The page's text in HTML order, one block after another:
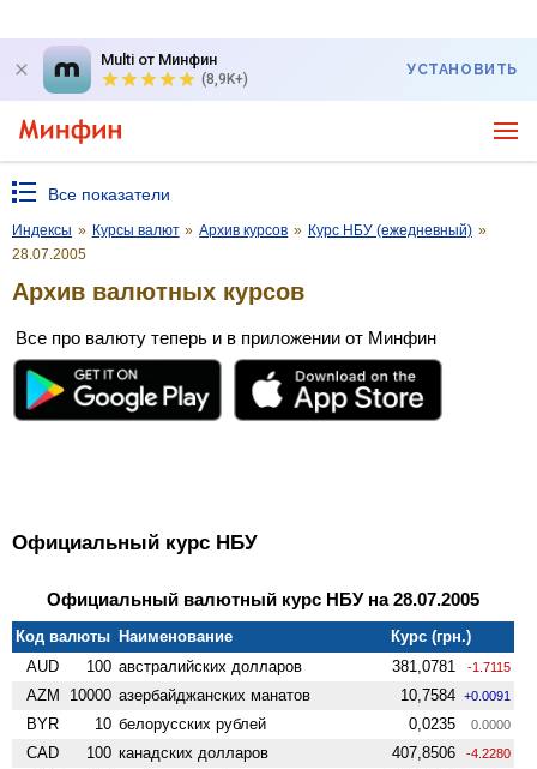
Multi от Минфин
(8,9K+)
УСТАНОВИТЬ
Все показатели
Индексы » Курсы валют » Архив курсов » Курс НБУ (ежедневный) »
28.07.2005
Архив валютных курсов
Все про валюту теперь и в приложении от Минфин
Официальный курс НБУ
Официальный валютный курс НБУ на 28.07.2005
Код валюты Наименование
Курс (грн.)
AUD
100 австралийских долларов 381,0781 -1.7115
AZM 10000 азербайджанских манатов 10,7584 +0.0091
BYR 10 белорусских рублей 0,0235 0.0000
CAD 100 канадских долларов 407,8506 -4.2280